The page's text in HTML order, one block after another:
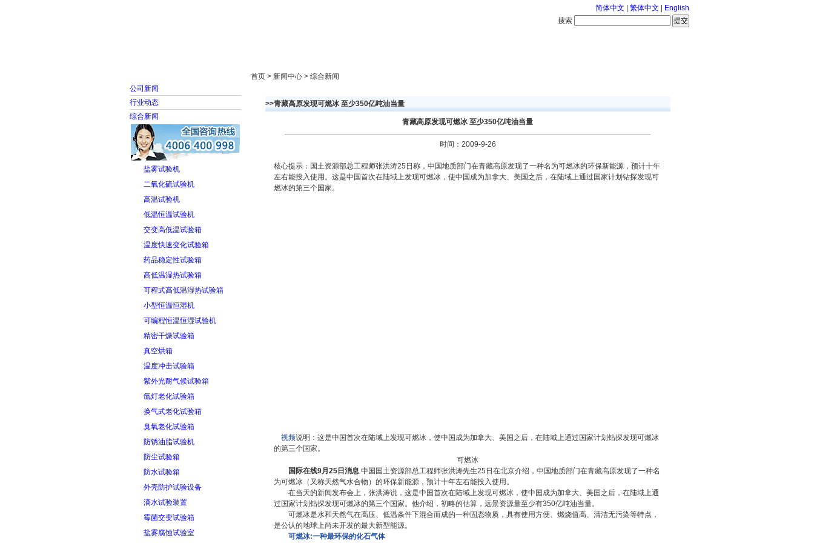
简体中文 繁体中文
English
搜索
公司新闻
行业动态
综合新闻
盐雾试验机
二氧化硫试验机
高温试验机
低温恒温试验机
交变高低温试验箱
温度快速变化试验箱
药品稳定性试验箱
高低温湿热试验箱
可程式高低温湿热试验箱
小型恒温恒湿机
可编程恒温恒湿试验机
精密干燥试验箱
真空烘箱
温度冲击试验箱
紫外光耐气候试验箱
氙灯老化试验箱
换气式老化试验箱
臭氧老化试验箱
防锈油脂试验机
防尘试验箱
防水试验箱
外壳防护试验设备
滴水试验装置
霉菌交变试验箱
盐雾腐蚀试验室
首页 > 新闻中心 > 综合新闻
>>青藏高原发现可燃冰 至少350亿吨油当量
青藏高原发现可燃冰 至少350亿吨油当量
时间：2009-9-26
核心提示：国土资源部总工程师张洪涛25日称，中国地质部门在青藏高原发现了一种名为可燃冰的环保新能源，预计十年
左右能投入使用。这是中国首次在陆域上发现可燃冰，使中国成为加拿大、美国之后，在陆域上通过国家计划钻探发现可
燃冰的第三个国家。
视频说明：这是中国首次在陆域上发现可燃冰，使中国成为加拿大、美国之后，在陆域上通过国家计划钻探发现可燃冰
的第三个国家。
可燃冰
国际在线9月25日消息 中国国土资源部总工程师张洪涛先生25日在北京介绍，中国地质部门在青藏高原发现了一种名
为可燃冰（又称天然气水合物）的环保新能源，预计十年左右能投入使用。
在当天的新闻发布会上，张洪涛说，这是中国首次在陆域上发现可燃冰，使中国成为加拿大、美国之后，在陆域上通
过国家计划钻探发现可燃冰的第三个国家。他介绍，初略的估算，远景资源量至少有350亿吨油当量。
可燃冰是水和天然气在高压、低温条件下混合而成的一种固态物质，具有使用方便、燃烧值高、清洁无污染等特点，
是公认的地球上尚未开发的最大新型能源。
可燃冰:一种最环保的化石气体